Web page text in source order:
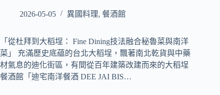
2026-05-05 異國料理, 餐酒館
「從杜拜到大稻埕： Fine Dining技法融合秘魯菜與南洋
菜」 充滿歷史底藴的台北大稻埕，飄著南北乾貨與中藥
材氣息的迪化街區，有間從百年建築改建而來的大稻埕
餐酒館「迪宅南洋餐酒 DEE JAI BIS…